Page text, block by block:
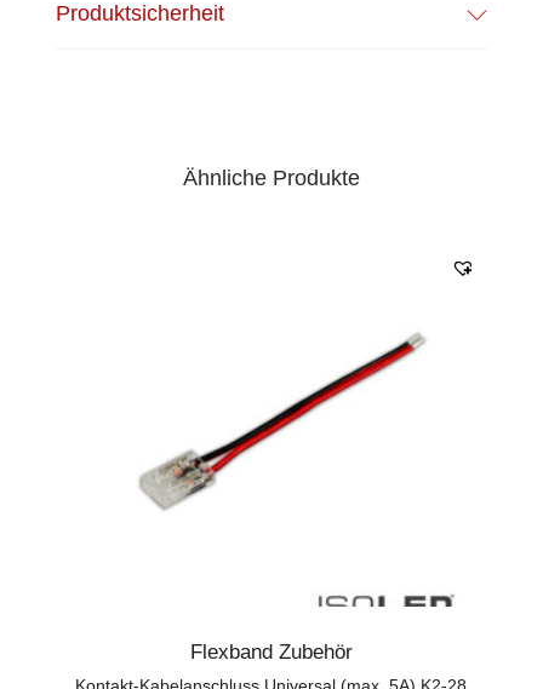
Produktsicherheit
Ähnliche Produkte
Flexband Zubehör